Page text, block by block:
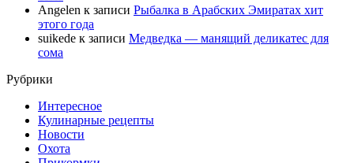
Angelen к записи Рыбалка в Арабских Эмиратах хит
этого года
suikede к записи Медведка — манящий деликатес для
сома
Рубрики
Интересное
Кулинарные рецепты
Новости
Охота